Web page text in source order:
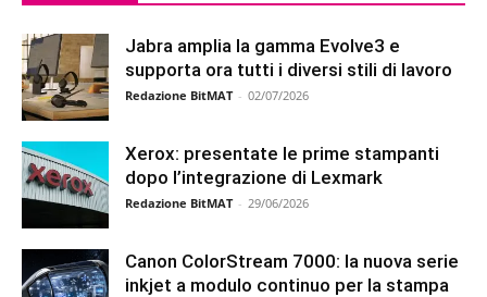
Jabra amplia la gamma Evolve3 e
supporta ora tutti i diversi stili di lavoro
Redazione BitMAT - 02/07/2026
Xerox: presentate le prime stampanti
dopo l’integrazione di Lexmark
Redazione BitMAT - 29/06/2026
Canon ColorStream 7000: la nuova serie
inkjet a modulo continuo per la stampa